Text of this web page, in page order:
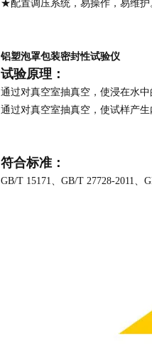
★配置调压系统，易操作，易维护
铝塑泡罩包装密封性试验仪
试验原理：
通过对真空室抽真空，使浸在水
通过对真空室抽真空，使试样产
符合标准：
GB/T 15171、GB/T 27728-2011、